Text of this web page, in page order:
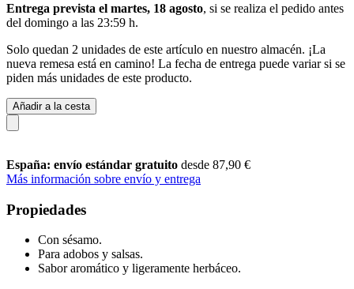
Entrega prevista el martes, 18 agosto, si se realiza el pedido antes
del domingo a las 23:59 h.
Solo quedan 2 unidades de este artículo en nuestro almacén. ¡La
nueva remesa está en camino! La fecha de entrega puede variar si se
piden más unidades de este producto.
Añadir a la cesta
España: envío estándar gratuito desde 87,90 €
Más información sobre envío y entrega
Propiedades
Con sésamo.
Para adobos y salsas.
Sabor aromático y ligeramente herbáceo.